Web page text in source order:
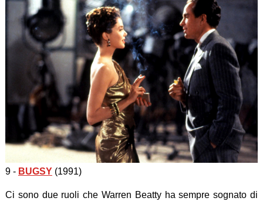
9 - BUGSY(1991)
Ci sono due ruoli che Warren Beatty ha sempre sognato di